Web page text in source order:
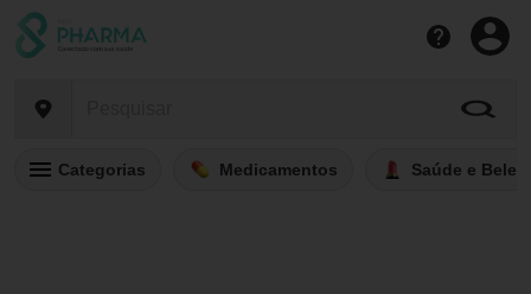
Categorias Medicamentos Saúde e